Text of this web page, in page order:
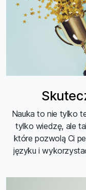
Nauka to nie tylko
tylko wiedzę, ale
które pozwolą Ci
języku i